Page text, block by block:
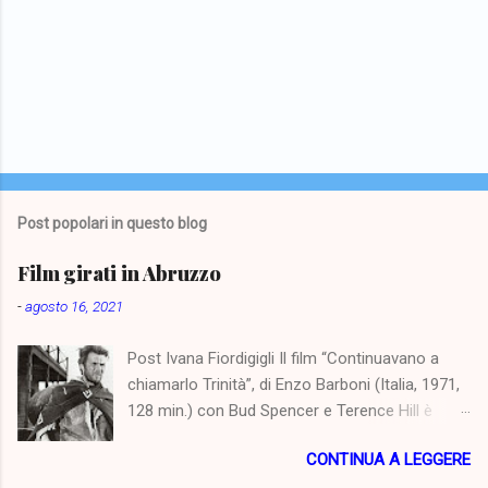
Post popolari in questo blog
Film girati in Abruzzo
-agosto 16, 2021
Post Ivana Fiordigigli Il film “Continuavano a
chiamarlo Trinità”, di Enzo Barboni (Italia, 1971,
128 min.) con Bud Spencer e Terence Hill è
Campo Imperatore cinquanta anni fa. Il 5
CONTINUA A LEGGERE